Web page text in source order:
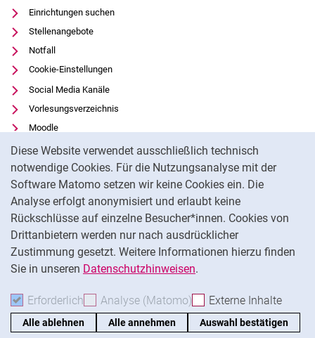
Diese Website verwendet ausschließlich technisch
notwendige Cookies. Für die Nutzungsanalyse mit der
Software Matomo setzen wir keine Cookies ein. Die
Analyse erfolgt anonymisiert und erlaubt keine
Rückschlüsse auf einzelne Besucher*innen. Cookies von
Drittanbietern werden nur nach ausdrücklicher
Zustimmung gesetzt. Weitere Informationen hierzu finden
Sie in unseren Datenschutzhinweisen.
Erforderlich Erforderliche Cookies akzeptieren
Analyse (Matomo) Analyse-Cookies
Externe Inhalte
Alle ablehnen Alle annehmen Auswahl bestätigen
Einrichtungen suchen
Stellenangebote
Notfall
Cookie-Einstellungen
Social Media Kanäle
Vorlesungsverzeichnis
Moodle
Panopto
Universitätsbibliothek
Datenschutz
Barrierefreiheit
Transparenter KI-Einsatz